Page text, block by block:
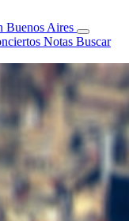
Buenos Aires
Notas Buscar